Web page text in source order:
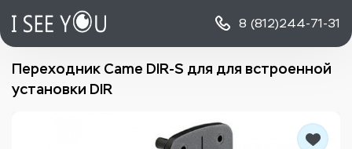
8 (812)244-71-31
Переходник Came DIR-S для для встроенной
установки DIR